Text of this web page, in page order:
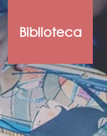
Biblioteca